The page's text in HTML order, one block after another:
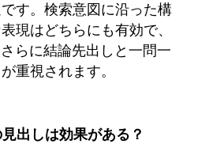
す。検索意図に沿った構
現はどちらにも有効で、
らに結論先出しと一問一
重視されます。
出しは効果がある？